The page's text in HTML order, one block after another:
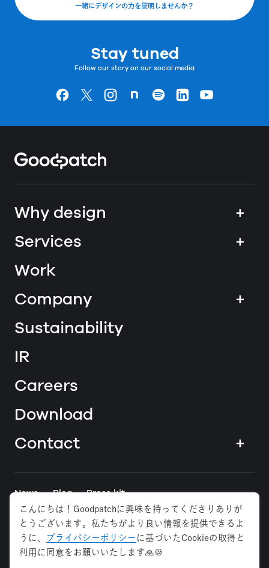
一緒にデザインの力を証明しませんか？
Stay tuned
Follow our story on our social media
Goodpatchの
ページ
Goodpatchの
ページ
Goodpatchの
ページGoodpatchの
ページ
Goodpatchの
ページ
Goodpatchの
ページ
Goodpatchの
Why design
+
Services
+
Work
Company
+
Sustainability
IR
Careers
Download
Contact
+
News Blog Press kit
Tokyo Osaka Anywhere
こんにちは！Goodpatchに興味を持ってくださりありが
とうございます。私たちがより良い情報を提供できるよ
うに、
プライバシーポリシー に基づいたCookieの取得と
利用に同意をお願いいたします🙏🍪